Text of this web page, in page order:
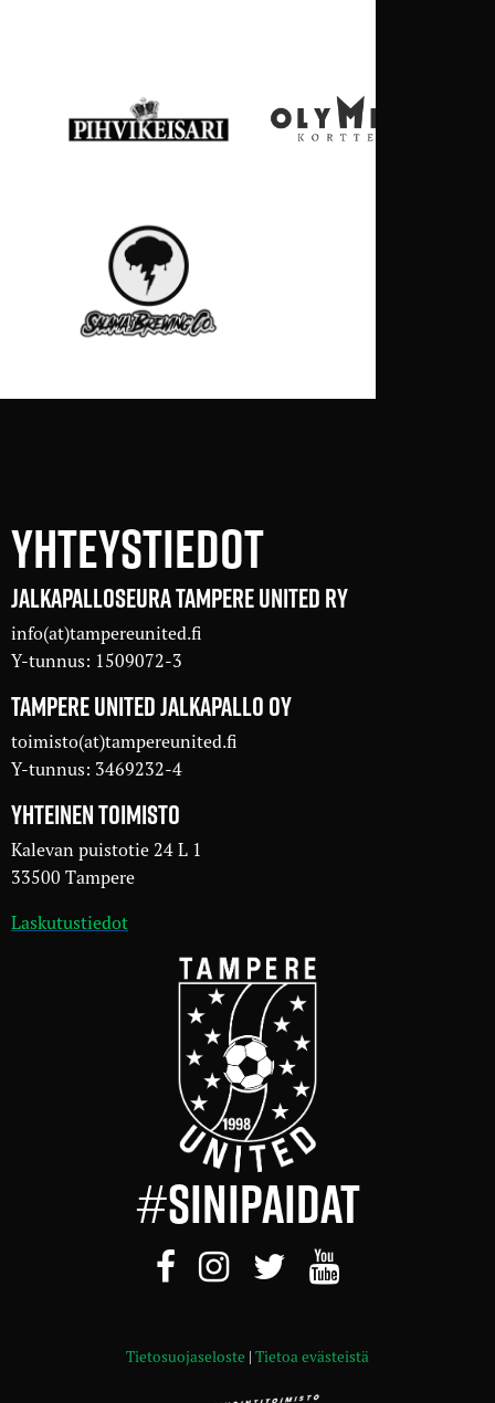
YHTEYSTIEDOT
JALKAPALLOSEURA TAMPERE UNITED RY
info(at)tampereunited.fi
Y-tunnus: 1509072-3
TAMPERE UNITED JALKAPALLO OY
toimisto(at)tampereunited.fi
Y-tunnus: 3469232-4
YHTEINEN TOIMISTO
Kalevan puistotie 24 L 1
33500 Tampere
Laskutustiedot
#SINIPAIDAT
Tietosuojaseloste | Tietoa evästeistä